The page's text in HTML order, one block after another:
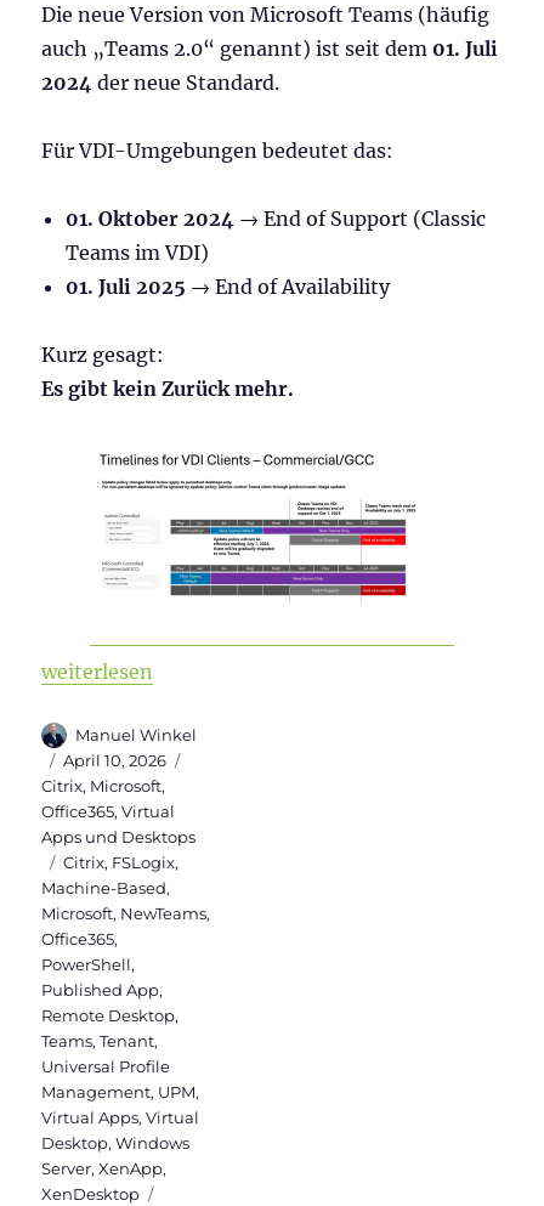
Die neue Version von Microsoft Teams (häufig
auch „Teams 2.0“ genannt) ist seit dem 01. Juli
2024 der neue Standard.
Für VDI-Umgebungen bedeutet das:
01. Oktober 2024 → End of Support (Classic
Teams im VDI)
01. Juli 2025 → End of Availability
Kurz gesagt:
Es gibt kein Zurück mehr.
„New Microsoft Teams (Version 2) in Citrix
weiterlesen
Autor
Manuel Winkel
Veröffentlicht
am
April 10, 2026
Citrix, Microsoft,
Office365,Virtual
Apps und Desktops
Schlagwörter
Citrix, FSLogix,
Machine-Based,
Microsoft, NewTeams,
Office365,
PowerShell,
Published App,
Remote Desktop,
Teams,Tenant,
Universal Profile
Management, UPM,
Virtual Apps,Virtual
Desktop,Windows
Server,XenApp,
XenDesktop